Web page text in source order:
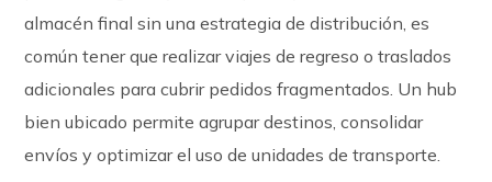
almacén final sin una estrategia de distribución, es
común tener que realizar viajes de regreso o traslados
adicionales para cubrir pedidos fragmentados. Un hub
bien ubicado permite agrupar destinos, consolidar
envíos y optimizar el uso de unidades de transporte.